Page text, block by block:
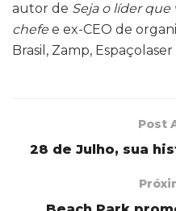
autor de Seja o líder
chefe e ex-CEO de
Brasil, Zamp,
Post
28 de Julho, sua